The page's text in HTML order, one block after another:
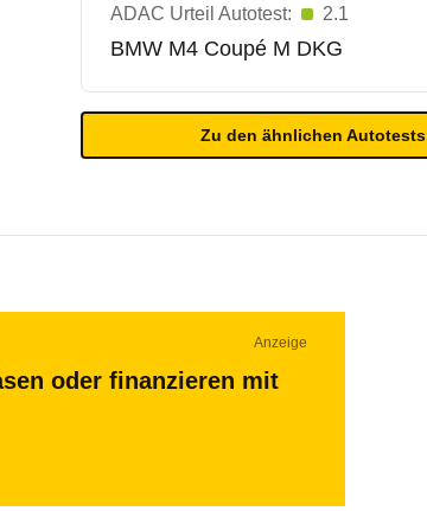
ADAC Urteil Autotest: 2.1
BMW M4 Coupé M DKG
Zu den ähnlichen Autotests
Anzeige
oder finanzieren mit